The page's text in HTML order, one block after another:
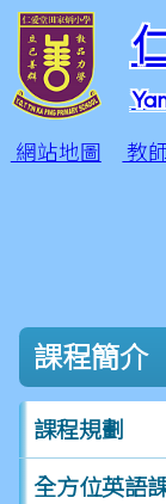
網站地圖 教
課程簡介
課程規劃
全方位英語